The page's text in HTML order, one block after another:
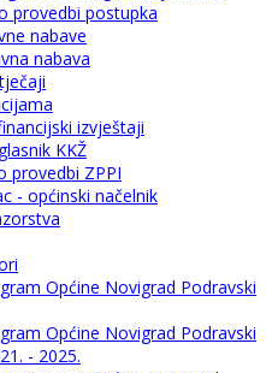
provedbi postupka
nabave
nabava
izvještaji
KKŽ
provedbi ZPPI
- općinski načelnik
Općine Novigrad Podravski
Općine Novigrad Podravski
- 2025.